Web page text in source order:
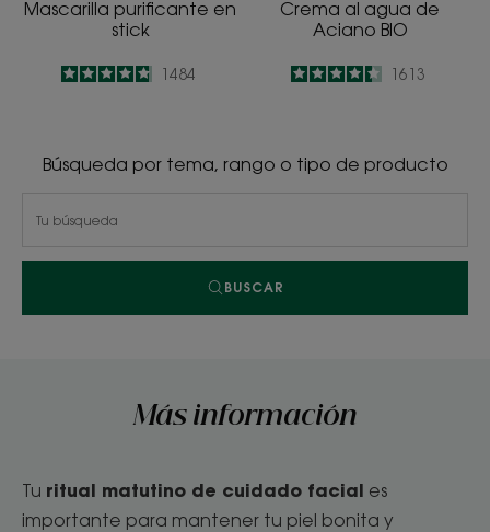
Mascarilla purificante en
stick
4.8
/51484
Crema al agua de
Aciano BIO
4.4
/51613
Búsqueda por tema, rango o tipo de producto
BUSCAR
Más información
Tu ritual matutino de cuidado facial es
importante para mantener tu piel bonita y